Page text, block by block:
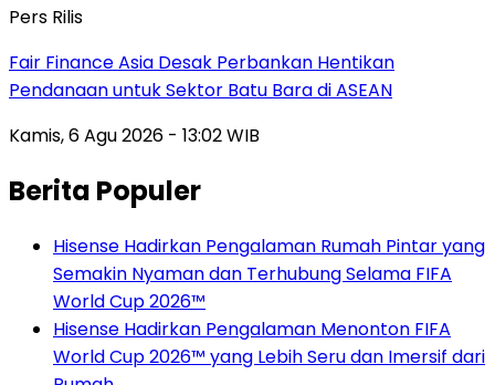
Pers Rilis
Fair Finance Asia Desak Perbankan Hentikan
Pendanaan untuk Sektor Batu Bara di ASEAN
Kamis, 6 Agu 2026 - 13:02 WIB
Berita Populer
Hisense Hadirkan Pengalaman Rumah Pintar yang
Semakin Nyaman dan Terhubung Selama FIFA
World Cup 2026™
Hisense Hadirkan Pengalaman Menonton FIFA
World Cup 2026™ yang Lebih Seru dan Imersif dari